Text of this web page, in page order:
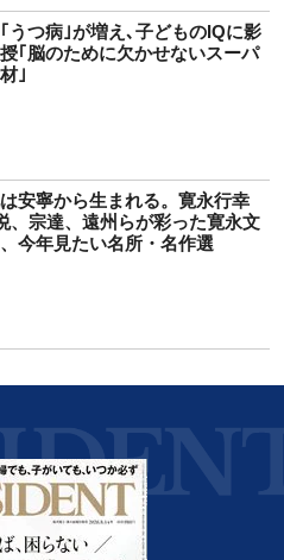
うつ病｣が増え､子どものIQに影
｢脳のために欠かせないスーパ
｣
安寧から生まれる。寛永行幸
、宗達、遠州らが彩った寛永文
今年見たい名所・名作選